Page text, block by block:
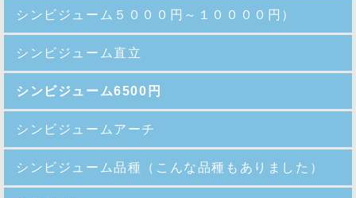
シンビジューム５０００円～１００００円）
シンビジューム直立
シンビジューム6500円
シンビジュームアーチ
シンビジューム品種 （こんな品種もありました）